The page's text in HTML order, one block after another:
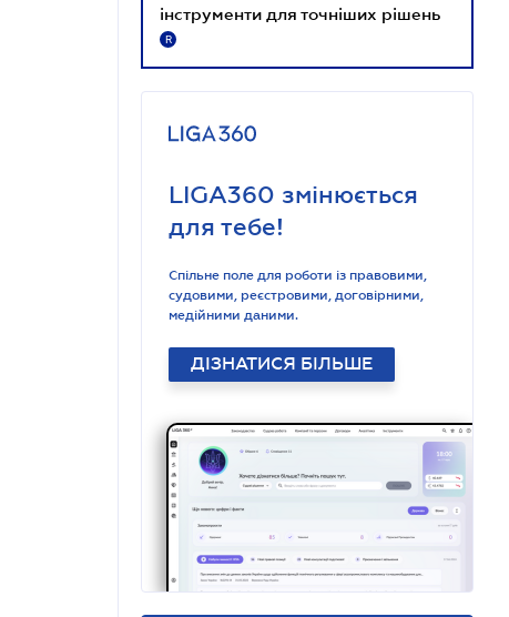
інструменти для точніших рішень
R
LIGA360 змінюється
для тебе!
Спільне поле для роботи із правовими,
судовими, реєстровими, договірними,
медійними даними.
ДІЗНАТИСЯ БІЛЬШЕ